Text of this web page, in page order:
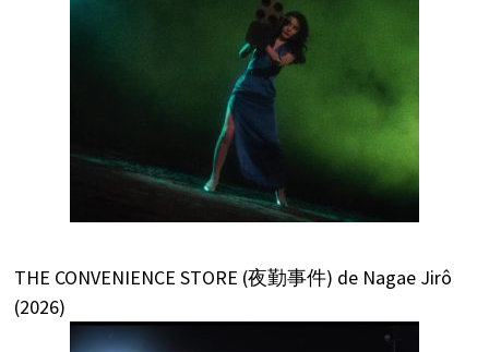
THE CONVENIENCE STORE (夜勤事件) de Nagae Jirô
(2026)